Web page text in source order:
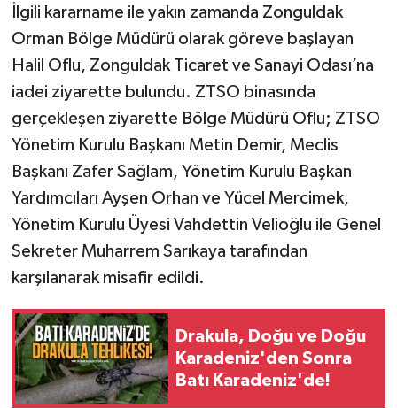
İlgili kararname ile yakın zamanda Zonguldak
Orman Bölge Müdürü olarak göreve başlayan
Halil Oflu, Zonguldak Ticaret ve Sanayi Odası’na
iadei ziyarette bulundu. ZTSO binasında
gerçekleşen ziyarette Bölge Müdürü Oflu; ZTSO
Yönetim Kurulu Başkanı Metin Demir, Meclis
Başkanı Zafer Sağlam, Yönetim Kurulu Başkan
Yardımcıları Ayşen Orhan ve Yücel Mercimek,
Yönetim Kurulu Üyesi Vahdettin Velioğlu ile Genel
Sekreter Muharrem Sarıkaya tarafından
karşılanarak misafir edildi.
Drakula, Doğu ve Doğu
Karadeniz'den Sonra
Batı Karadeniz'de!